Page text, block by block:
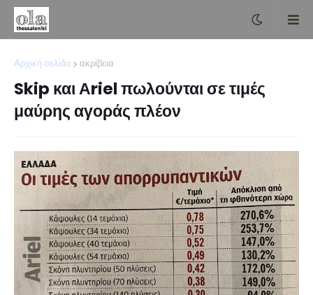
Αρχική σελίδα ακρίβεια
Skip και Αriel πωλούνται σε τιμές
μαύρης αγοράς πλέον